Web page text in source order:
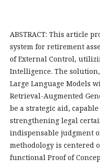
ABSTRACT: This article
system for retirement
of External Control,
Intelligence. The
Large Language Models
Retrieval-Augmented
be a strategic aid,
strengthening legal
indispensable judgment
methodology is centered
functional Proof of